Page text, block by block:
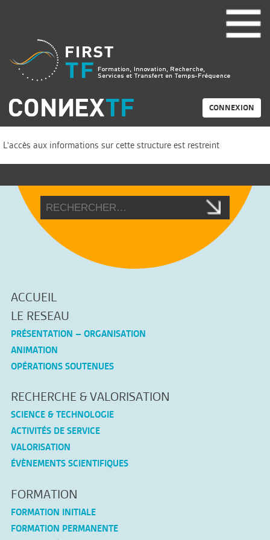
CONNEXION
L'accès aux informations sur cette structure est restreint
ACCUEIL
LE RESEAU
PRÉSENTATION – ORGANISATION
ANIMATION
OPÉRATIONS SOUTENUES
RECHERCHE & VALORISATION
SCIENCE & TECHNOLOGIE
ACTIVITÉS DE SERVICE
VALORISATION
ÉVÈNEMENTS SCIENTIFIQUES
FORMATION
FORMATION INITIALE
FORMATION PERMANENTE